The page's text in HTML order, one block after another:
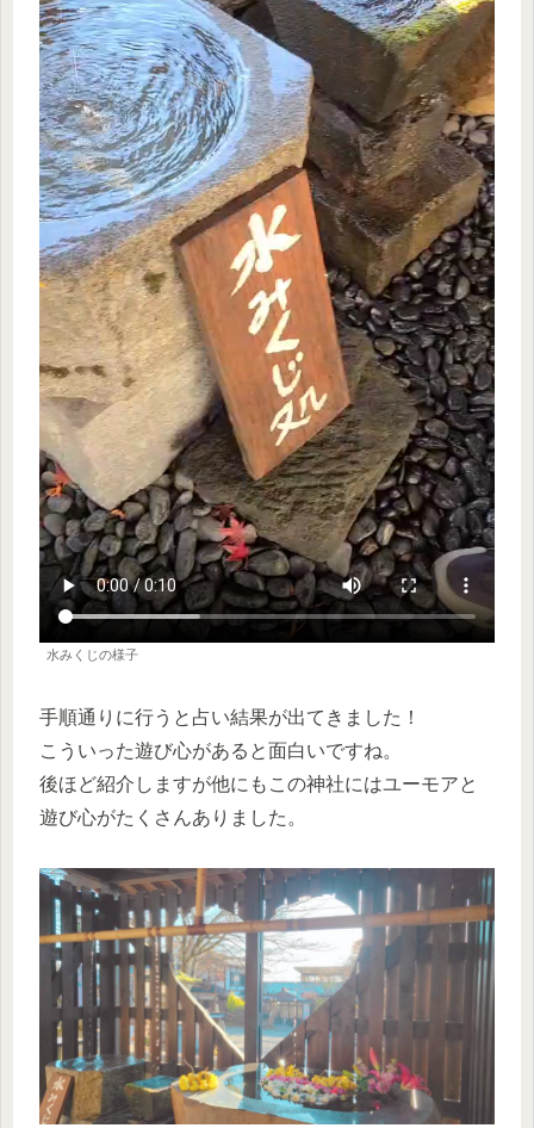
水みくじの様子
手順通りに行うと占い結果が出てきました！
こういった遊び心があると面白いですね。
後ほど紹介しますが他にもこの神社にはユーモアと
遊び心がたくさんありました。